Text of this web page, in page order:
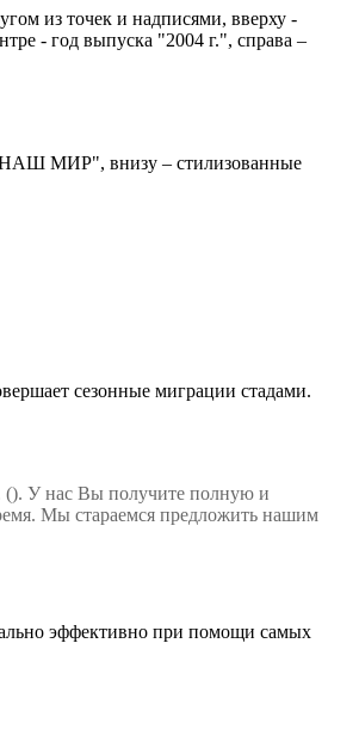
из точек и надписями, вверху -
- год выпуска "2004 г.", справа –
НАШ МИР", внизу – стилизованные
сезонные миграции стадами.
(). У нас Вы получите полную и
Мы стараемся предложить нашим
эффективно при помощи самых